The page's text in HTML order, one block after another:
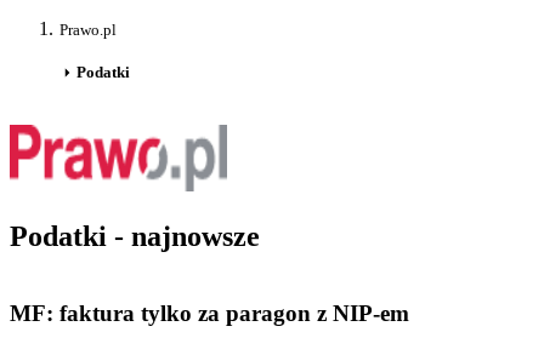
Prawo.pl
Podatki
Podatki - najnowsze
MF: faktura tylko za paragon z NIP-em